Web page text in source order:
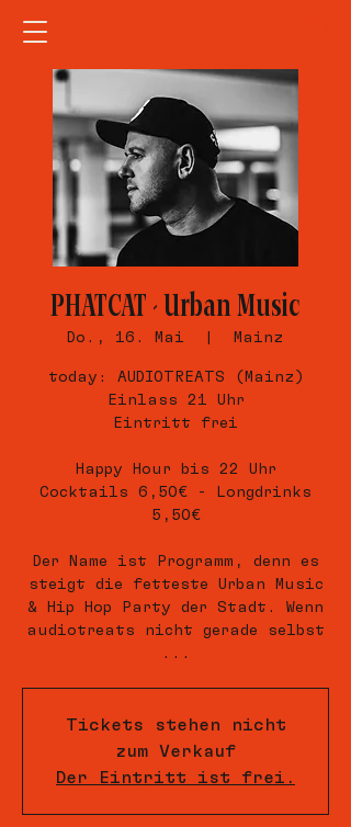
PHATCAT - Urban Music
Do., 16. Mai Mainz
today: AUDIOTREATS (Mainz)
Einlass 21 Uhr
Eintritt frei
Happy Hour bis 22 Uhr
Cocktails 6,50€ - Longdrinks
5,50€
Der Name ist Programm, denn es
steigt die fetteste Urban Music
& Hip Hop Party der Stadt. Wenn
audiotreats nicht gerade selbst
...
Tickets stehen nicht
zum Verkauf
Der Eintritt ist frei.